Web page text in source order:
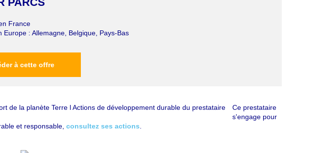
France
Europe : Allemagne, Belgique, Pays-Bas
à cette offre
Ce prestataire
s'engage pour
et responsable,consultez ses actions.